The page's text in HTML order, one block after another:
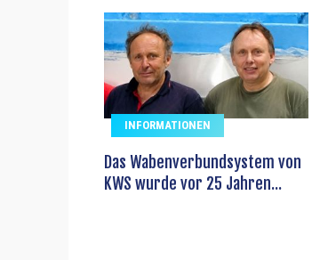
INFORMATIONEN
Das Wabenverbundsystem von
KWS wurde vor 25 Jahren...